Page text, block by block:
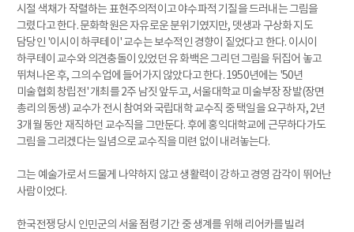
시절 색채가 작렬하는 표현주의적이고 야수파적 기질을 드러내는 그림을
그렸다고 한다. 문화학원은 자유로운 분위기였지만, 뎃생과 구상화 지도
담당인 '이시이 하쿠테이' 교수는 보수적인 경향이 짙었다고 한다. 이시이
하쿠테이 교수와 의견충돌이 있었던 유 화백은 그리던 그림을 뒤집어 놓고
뛰쳐나온 후, 그의 수업에 들어가지 않았다고 한다. 1950년에는 '50년
미술협회 창립전' 개최를 2주 남짓 앞두고, 서울대학교 미술부장 장발(장면
총리의 동생) 교수가 전시 참여와 국립대학 교수직 중 택일을 요구하자, 2년
3개월 동안 재직하던 교수직을 그만둔다. 후에 홍익대학교에 근무하다가도
그림을 그리겠다는 일념으로 교수직을 미련 없이 내려놓는다.
그는 예술가로서 드물게 나약하지 않고 생활력이 강하고 경영 감각이 뛰어난
사람이었다.
한국전쟁 당시 인민군의 서울 점령 기간 중 생계를 위해 리어카를 빌려